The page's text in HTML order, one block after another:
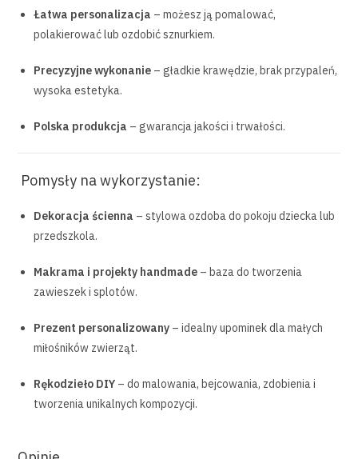
Łatwa personalizacja – możesz ją pomalować,
polakierować lub ozdobić sznurkiem.
Precyzyjne wykonanie – gładkie krawędzie, brak przypaleń,
wysoka estetyka.
Polska produkcja – gwarancja jakości i trwałości.
Pomysły na wykorzystanie:
Dekoracja ścienna – stylowa ozdoba do pokoju dziecka lub
przedszkola.
Makrama i projekty handmade – baza do tworzenia
zawieszek i splotów.
Prezent personalizowany – idealny upominek dla małych
miłośników zwierząt.
Rękodzieło DIY – do malowania, bejcowania, zdobienia i
tworzenia unikalnych kompozycji.